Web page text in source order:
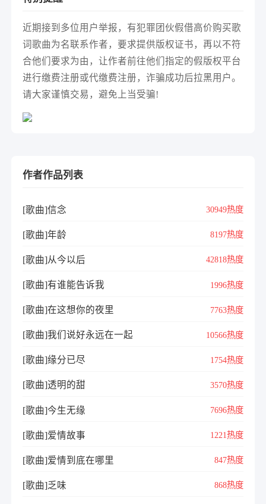
近期接到多位用户举报，有犯罪团伙假借高价购买歌
词歌曲为名联系作者，要求提供版权证书，再以不符
合他们要求为由，让作者前往他们指定的假版权平台
进行缴费注册或代缴费注册，诈骗成功后拉黑用户。
请大家谨慎交易，避免上当受骗!
作者作品列表
[歌曲]信念 30949热度
[歌曲]年龄 8197热度
[歌曲]从今以后 42818热度
[歌曲]有谁能告诉我 1996热度
[歌曲]在这想你的夜里 7763热度
[歌曲]我们说好永远在一起 10566热度
[歌曲]缘分已尽 1754热度
[歌曲]透明的甜 3570热度
[歌曲]今生无缘 7696热度
[歌曲]爱情故事 1221热度
[歌曲]爱情到底在哪里 847热度
[歌曲]乏味 868热度